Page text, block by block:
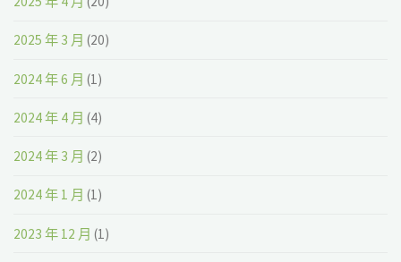
2025 年 3 月 (20)
2024 年 6 月 (1)
2024 年 4 月 (4)
2024 年 3 月 (2)
2024 年 1 月 (1)
2023 年 12 月 (1)